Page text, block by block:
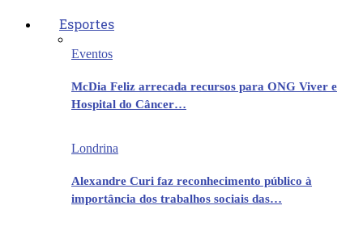
Esportes
Eventos
McDia Feliz arrecada recursos para ONG Viver e
Hospital do Câncer…
Londrina
Alexandre Curi faz reconhecimento público à
importância dos trabalhos sociais das…